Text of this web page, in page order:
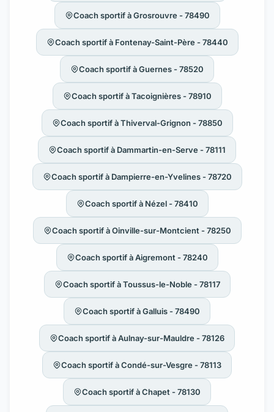
Coach sportif à Grosrouvre - 78490
Coach sportif à Fontenay-Saint-Père - 78440
Coach sportif à Guernes - 78520
Coach sportif à Tacoignières - 78910
Coach sportif à Thiverval-Grignon - 78850
Coach sportif à Dammartin-en-Serve - 78111
Coach sportif à Dampierre-en-Yvelines - 78720
Coach sportif à Nézel - 78410
Coach sportif à Oinville-sur-Montcient - 78250
Coach sportif à Aigremont - 78240
Coach sportif à Toussus-le-Noble - 78117
Coach sportif à Galluis - 78490
Coach sportif à Aulnay-sur-Mauldre - 78126
Coach sportif à Condé-sur-Vesgre - 78113
Coach sportif à Chapet - 78130